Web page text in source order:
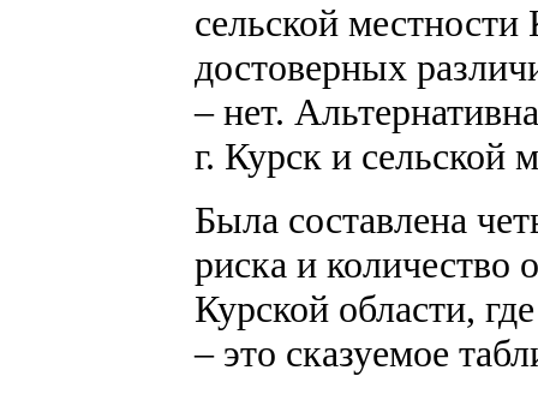
сельской
достоверных
– нет.
г. Курск и сельской
Была составлена
риска и количество
Курской области,
– это сказуемое